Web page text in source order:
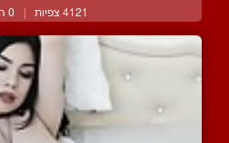
4121 צפיות | 0 המלצות